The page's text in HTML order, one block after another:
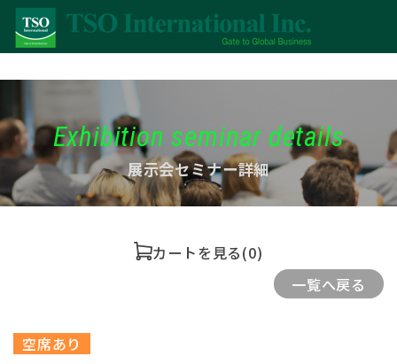
Exhibition seminar details
展示会セミナー詳細
カートを見る(0)
一覧へ戻る
空席あり